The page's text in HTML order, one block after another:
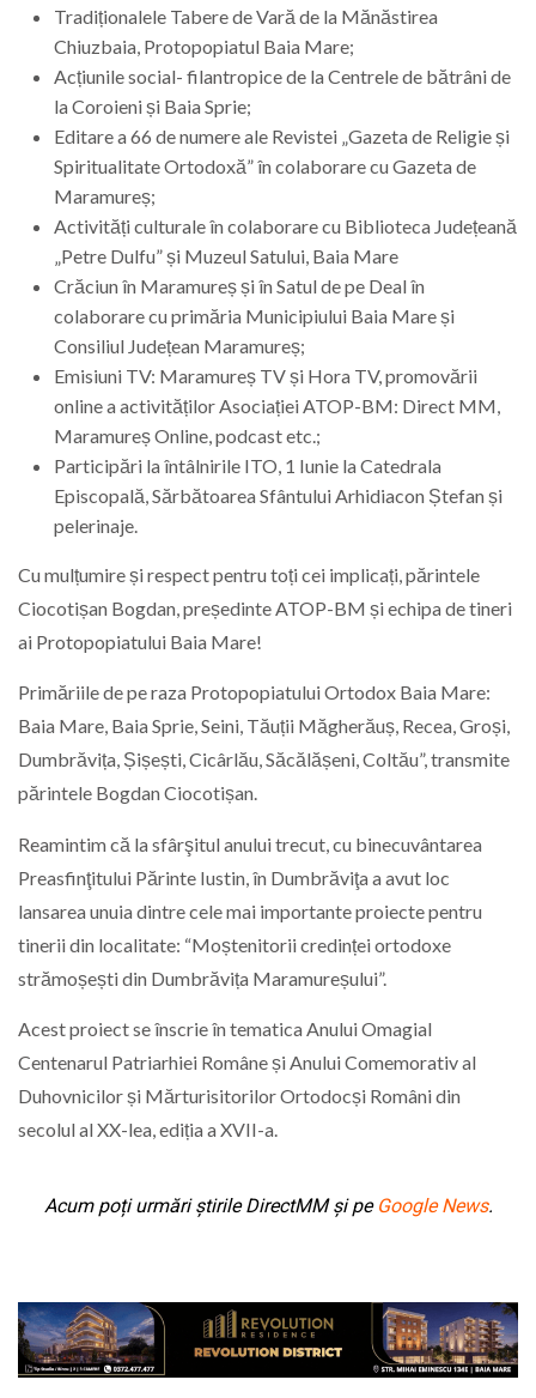
Tradiționalele Tabere de Vară de la Mănăstirea
Chiuzbaia, Protopopiatul Baia Mare;
Acțiunile social- filantropice de la Centrele de bătrâni de
la Coroieni și Baia Sprie;
Editare a 66 de numere ale Revistei „Gazeta de Religie și
Spiritualitate Ortodoxă” în colaborare cu Gazeta de
Maramureș;
Activități culturale în colaborare cu Biblioteca Județeană
„Petre Dulfu” și Muzeul Satului, Baia Mare
Crăciun în Maramureș și în Satul de pe Deal în
colaborare cu primăria Municipiului Baia Mare și
Consiliul Județean Maramureș;
Emisiuni TV: Maramureș TV și Hora TV, promovării
online a activităților Asociației ATOP-BM: Direct MM,
Maramureș Online, podcast etc.;
Participări la întâlnirile ITO, 1 Iunie la Catedrala
Episcopală, Sărbătoarea Sfântului Arhidiacon Ștefan și
pelerinaje.
Cu mulțumire și respect pentru toți cei implicați, părintele
Ciocotișan Bogdan, președinte ATOP-BM și echipa de tineri
ai Protopopiatului Baia Mare!
Primăriile de pe raza Protopopiatului Ortodox Baia Mare:
Baia Mare, Baia Sprie, Seini, Tăuții Măgherăuș, Recea, Groși,
Dumbrăvița, Șișești, Cicârlău, Săcălășeni, Coltău”, transmite
părintele Bogdan Ciocotișan.
Reamintim că la sfârşitul anului trecut, cu binecuvântarea
Preasfinţitului Părinte Iustin, în Dumbrăviţa a avut loc
lansarea unuia dintre cele mai importante proiecte pentru
tinerii din localitate: “Moștenitorii credinței ortodoxe
strămoșești din Dumbrăvița Maramureșului”.
Acest proiect se înscrie în tematica Anului Omagial
Centenarul Patriarhiei Române și Anului Comemorativ al
Duhovnicilor și Mărturisitorilor Ortodocși Români din
secolul al XX-lea, ediția a XVII-a.
Acum poți urmări știrile DirectMM și pe Google News.